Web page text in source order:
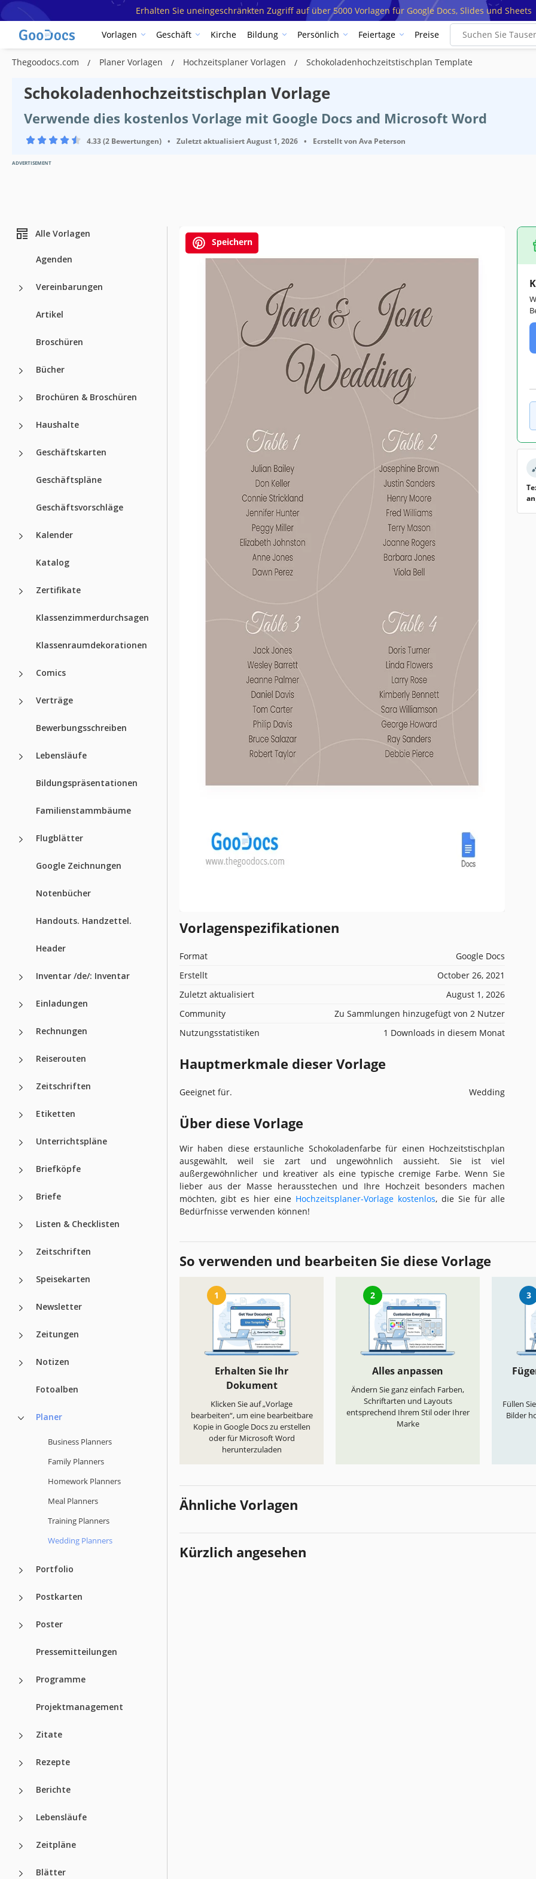
Erhalten Sie uneingeschränkten Zugriff auf über 5000 Vorlagen für Google Docs, Slides und Sheets
Vorlagen Geschäft Kirche Bildung Persönlich Feiertage Preise
Thegoodocs.com Planer Vorlagen Hochzeitsplaner Vorlagen Schokoladenhochzeitstischplan Template
Schokoladenhochzeitstischplan Vorlage
Verwende dies kostenlos Vorlage mit Google Docs and Microsoft Word
4.33 (2 Bewertungen) • Zuletzt aktualisiertAugust 1, 2026 • Ecrstellt von Ava Peterson
ADVERTISEMENT
Alle Vorlagen
Agenden
Vereinbarungen
Artikel
Broschüren
Bücher
Brochüren & Broschüren
Haushalte
Geschäftskarten
Geschäftspläne
Geschäftsvorschläge
Kalender
Katalog
Zertifikate
Klassenzimmerdurchsagen
Klassenraumdekorationen
Comics
Verträge
Bewerbungsschreiben
Lebensläufe
Bildungspräsentationen
Familienstammbäume
Flugblätter
Google Zeichnungen
Notenbücher
Handouts. Handzettel.
Header
Inventar /de/: Inventar
Einladungen
Rechnungen
Reiserouten
Zeitschriften
Etiketten
Unterrichtspläne
Briefköpfe
Briefe
Listen & Checklisten
Zeitschriften
Speisekarten
Newsletter
Zeitungen
Notizen
Fotoalben
Planer
Business Planners
Family Planners
Homework Planners
Meal Planners
Training Planners
Wedding Planners
Portfolio
Postkarten
Poster
Pressemitteilungen
Programme
Projektmanagement
Zitate
Rezepte
Berichte
Lebensläufe
Zeitpläne
Blätter
Speichern
Vorlagenspezifikationen
Format
Google Docs
Erstellt
October 26, 2021
Zuletzt aktualisiert
August 1, 2026
Community
Zu Sammlungen hinzugefügt von 2 Nutzer
Nutzungsstatistiken
1 Downloads in diesem Monat
Hauptmerkmale dieser Vorlage
Geeignet für. Wedding
Über diese Vorlage
Wir haben diese erstaunliche Schokoladenfarbe für einen Hochzeitstischplan
ausgewählt, weil sie zart und ungewöhnlich aussieht. Sie ist viel
außergewöhnlicher und kreativer als eine typische cremige Farbe. Wenn Sie
lieber aus der Masse herausstechen und Ihre Hochzeit besonders machen
möchten, gibt es hier eine Hochzeitsplaner-Vorlage kostenlos, die Sie für alle
Bedürfnisse verwenden können!
So verwenden und bearbeiten Sie diese Vorlage
1
Erhalten Sie Ihr
Dokument
Klicken Sie auf „Vorlage
bearbeiten“, um eine bearbeitbare
Kopie in Google Docs zu erstellen
oder für Microsoft Word
herunterzuladen
2
Alles anpassen
Ändern Sie ganz einfach Farben,
Schriftarten und Layouts
entsprechend Ihrem Stil oder Ihrer
Marke
3
Füllen
Bilder
Ähnliche Vorlagen
Kürzlich angesehen